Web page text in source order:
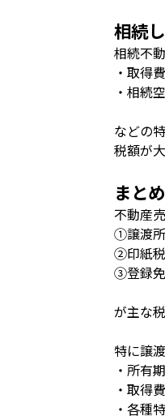
相続
相続不
・取得
・相続
などの
税額が
まとめ
不動産
①譲渡
②印紙税
③登録
が主な
特に譲
・所有
・取得費
・各種